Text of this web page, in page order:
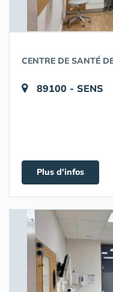
CENTRE DE SANTÉ
89100 - SENS
Plus d'infos